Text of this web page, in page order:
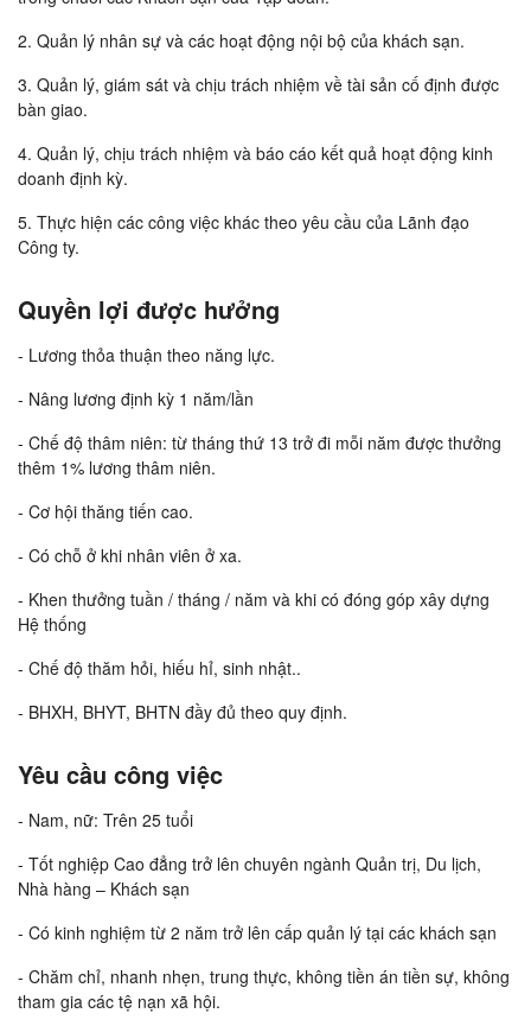
2. Quản lý nhân sự và các hoạt động nội bộ của khách sạn.
3. Quản lý, giám sát và chịu trách nhiệm về tài sản cố định được
bàn giao.
4. Quản lý, chịu trách nhiệm và báo cáo kết quả hoạt động kinh
doanh định kỳ.
5. Thực hiện các công việc khác theo yêu cầu của Lãnh đạo
Công ty.
Quyền lợi được hưởng
- Lương thỏa thuận theo năng lực.
- Nâng lương định kỳ 1 năm/lần
- Chế độ thâm niên: từ tháng thứ 13 trở đi mỗi năm được thưởng
thêm 1% lương thâm niên.
- Cơ hội thăng tiến cao.
- Có chỗ ở khi nhân viên ở xa.
- Khen thưởng tuần / tháng / năm và khi có đóng góp xây dựng
Hệ thống
- Chế độ thăm hỏi, hiếu hỉ, sinh nhật..
- BHXH, BHYT, BHTN đầy đủ theo quy định.
Yêu cầu công việc
- Nam, nữ: Trên 25 tuổi
- Tốt nghiệp Cao đẳng trở lên chuyên ngành Quản trị, Du lịch,
Nhà hàng – Khách sạn
- Có kinh nghiệm từ 2 năm trở lên cấp quản lý tại các khách sạn
- Chăm chỉ, nhanh nhẹn, trung thực, không tiền án tiền sự, không
tham gia các tệ nạn xã hội.